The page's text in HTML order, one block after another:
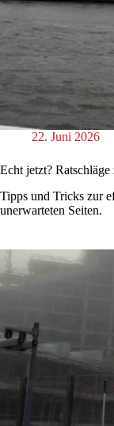
22. Juni 2026
Echt jetzt?
Tipps und Tricks zur
unerwarteten Seiten.